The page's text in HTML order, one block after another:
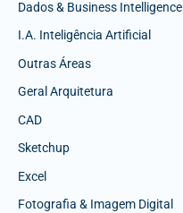
Dados & Business Intelligence
I.A. Inteligência Artificial
Outras Áreas
Geral Arquitetura
CAD
Sketchup
Excel
Fotografia & Imagem Digital